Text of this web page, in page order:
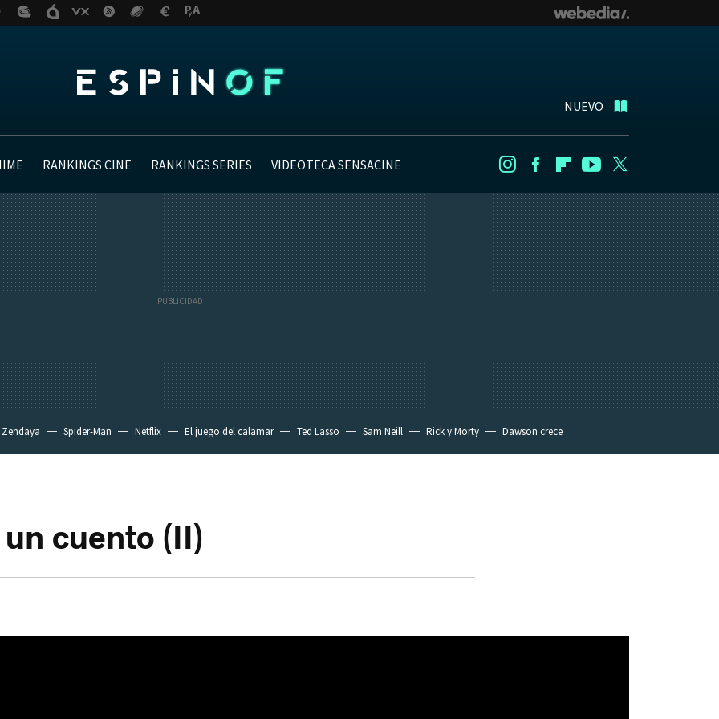
NUEVO
RANKINGS CINE RANKINGS SERIES VIDEOTECA SENSACINE InstagramFacebookFlipboard
Youtube
Zendaya Spider-Man Netflix El juego del calamar Ted Lasso Sam Neill Rick y Morty Dawson crece
cuento (II)